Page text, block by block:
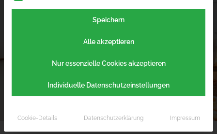
Speichern
Alle akzeptieren
Nur essenzielle Cookies akzeptieren
Individuelle Datenschutzeinstellungen
Cookie-Details Datenschutzerklärung Impressum